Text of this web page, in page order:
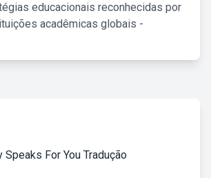
educacionais reconhecidas por
acadêmicas globais -
Speaks For You Tradução